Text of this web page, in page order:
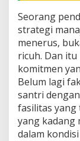
Seorang
strategi
menerus,
ricuh. Dan
komitmen
Belum lagi
santri
fasilitas yang
yang kadang
dalam